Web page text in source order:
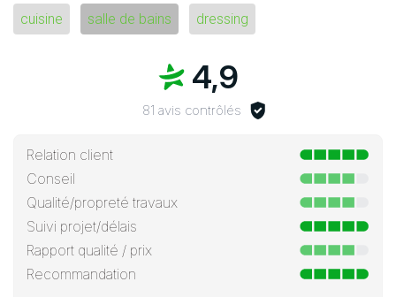
cuisine salle de bains dressing
4,9
81 avis contrôlés
Relation client
Conseil
Qualité/propreté travaux
Suivi projet/délais
Rapport qualité / prix
Recommandation